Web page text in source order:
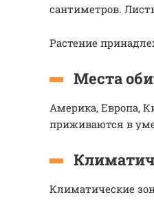
сантиметров.
Растение
Места
Америка, Европа,
приживаются в
Климатические